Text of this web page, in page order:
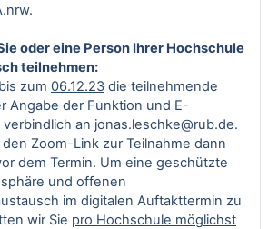
.
oder eine Person Ihrer Hochschule
teilnehmen:
zum 06.12.23 die teilnehmende
Angabe der Funktion und E-
an jonas.leschke@rub.de.
Zoom-Link zur Teilnahme dann
dem Termin. Um eine geschützte
und offenen
im digitalen Auftakttermin zu
wir Sie pro Hochschule möglichst